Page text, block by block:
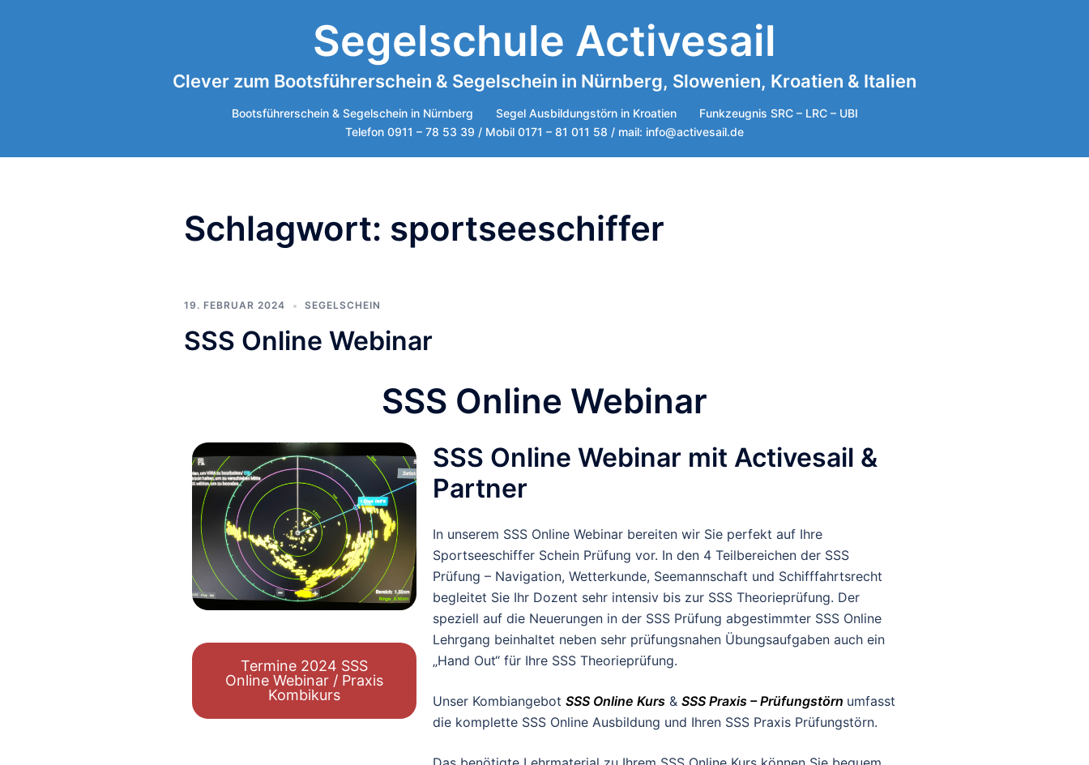
Segelschule Activesail
Clever zum Bootsführerschein & Segelschein in Nürnberg, Slowenien, Kroatien & Italien
Bootsführerschein & Segelschein in Nürnberg Segel Ausbildungstörn in Kroatien
Funkzeugnis SRC – LRC – UBI
Telefon 0911 – 78 53 39 / Mobil 0171 – 81 011 58 / mail: info@activesail.de
Schlagwort: sportseeschiffer
19. FEBRUAR 2024 SEGELSCHEIN
SSS Online Webinar
SSS Online Webinar
Termine 2024 SSS
Online Webinar / Praxis
Kombikurs
SSS Online Webinar mit Activesail &
Partner
In unserem SSS Online Webinar bereiten wir Sie perfekt auf Ihre
Sportseeschiffer Schein Prüfung vor. In den 4 Teilbereichen der SSS
Prüfung – Navigation, Wetterkunde, Seemannschaft und Schifffahrtsrecht
begleitet Sie Ihr Dozent sehr intensiv bis zur SSS Theorieprüfung. Der
speziell auf die Neuerungen in der SSS Prüfung abgestimmter SSS Online
Lehrgang beinhaltet neben sehr prüfungsnahen Übungsaufgaben auch ein
„Hand Out“ für Ihre SSS Theorieprüfung.
Unser Kombiangebot SSS Online Kurs& SSS Praxis – Prüfungstörn umfasst
die komplette SSS Online Ausbildung und Ihren SSS Praxis Prüfungstörn.